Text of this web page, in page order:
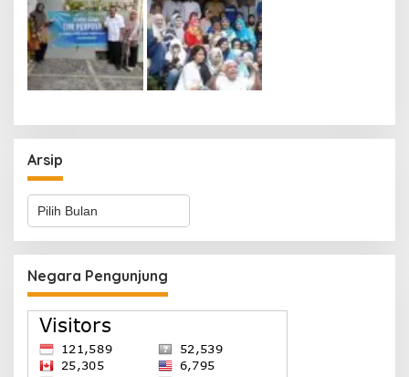
Arsip
Arsip
Negara Pengunjung